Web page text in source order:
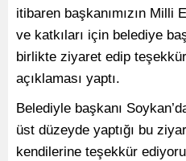
itibaren başkanımızın
ve katkıları için belediye
birlikte ziyaret edip
açıklaması yaptı.
Belediyle başkanı
üst düzeyde yaptığı bu
kendilerine teşekkür